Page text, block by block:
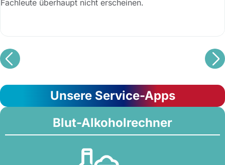
Fachleute überhaupt nicht erscheinen.
Unsere Service-Apps
Blut-Alkoholrechner